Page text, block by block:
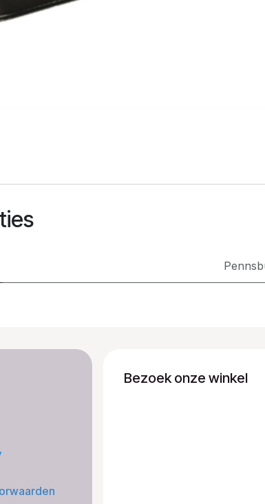
Bezoek onze winkel